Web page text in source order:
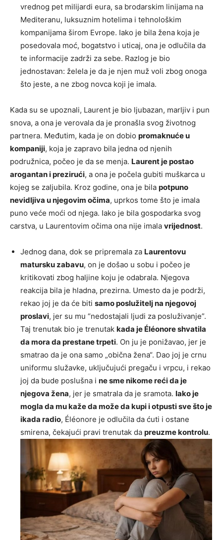
vrednog pet milijardi eura, sa brodarskim linijama na
Mediteranu, luksuznim hotelima i tehnološkim
kompanijama širom Evrope. Iako je bila žena koja je
posedovala moć, bogatstvo i uticaj, ona je odlučila da
te informacije zadrži za sebe. Razlog je bio
jednostavan: želela je da je njen muž voli zbog onoga
što jeste, a ne zbog novca koji je imala.
Kada su se upoznali, Laurent je bio ljubazan, marljiv i pun
snova, a ona je verovala da je pronašla svog životnog
partnera. Međutim, kada je on dobio promaknuće u
kompaniji, koja je zapravo bila jedna od njenih
podružnica, počeo je da se menja. Laurent je postao
arogantan i prezirući, a ona je počela gubiti muškarca u
kojeg se zaljubila. Kroz godine, ona je bila potpuno
nevidljiva u njegovim očima, uprkos tome što je imala
puno veće moći od njega. Iako je bila gospodarka svog
carstva, u Laurentovim očima ona nije imala vrijednost.
Jednog dana, dok se pripremala za Laurentovu
matursku zabavu, on je došao u sobu i počeo je
kritikovati zbog haljine koju je odabrala. Njegova
reakcija bila je hladna, prezirna. Umesto da je podrži,
rekao joj je da će biti samo poslužitelj na njegovoj
proslavi, jer su mu “nedostajali ljudi za posluživanje”.
Taj trenutak bio je trenutak kada je Éléonore shvatila
da mora da prestane trpeti. On ju je ponižavao, jer je
smatrao da je ona samo „obična žena“. Dao joj je crnu
uniformu služavke, uključujući pregaču i vrpcu, i rekao
joj da bude poslušna i ne sme nikome reći da je
njegova žena, jer je smatrala da je sramota. Iako je
mogla da mu kaže da može da kupi i otpusti sve što je
ikada radio, Éléonore je odlučila da ćuti i ostane
smirena, čekajući pravi trenutak da preuzme kontrolu.